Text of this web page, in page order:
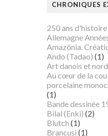
CHRONIQUES
250 ans
Allemagne
Amazônia.
Ando (Tadao) (1)
Art danois et
Au cœur de la
porcelaine
(1)
Bande dessinée
Bilal (Enki) (2)
Blutch (1)
Brancusi (1)